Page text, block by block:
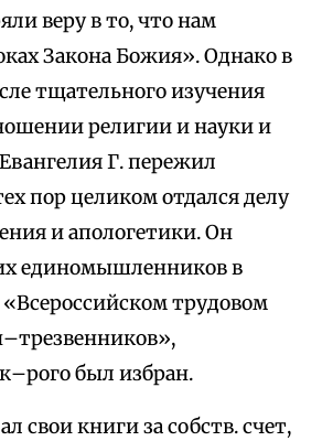
веру в то, что нам
Закона Божия». Однако в
тщательного изучения
религии и науки и
Г. пережил
пор целиком отдался делу
и апологетики. Он
единомышленников в
трудовом
был избран.
свои книги за собств. счет,